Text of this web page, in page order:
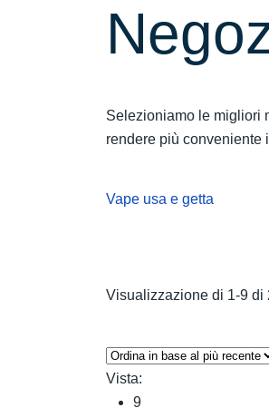
Selezioniamo le migliori
rendere più conveniente
Vape usa e getta
Visualizzazione di 1-9 di
Vista:
9